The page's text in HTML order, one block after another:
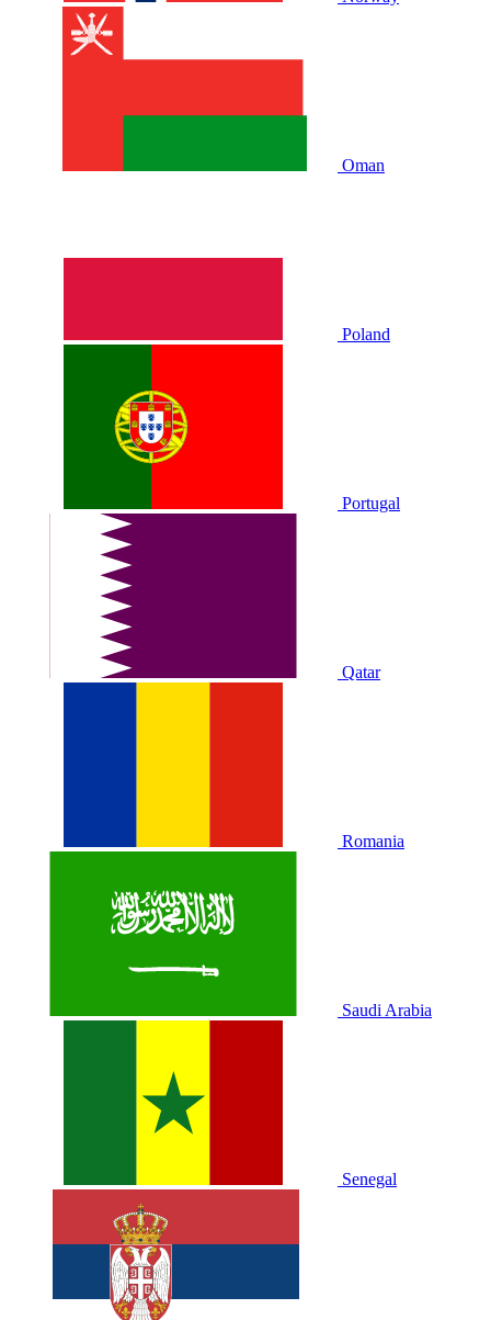
Oman
Poland
Portugal
Qatar
Romania
Saudi Arabia
Senegal